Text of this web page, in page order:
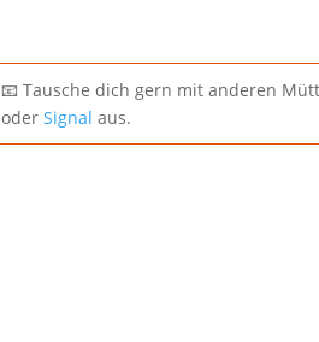
📧 Tausche dich gern mit anderen
oder Signal aus.